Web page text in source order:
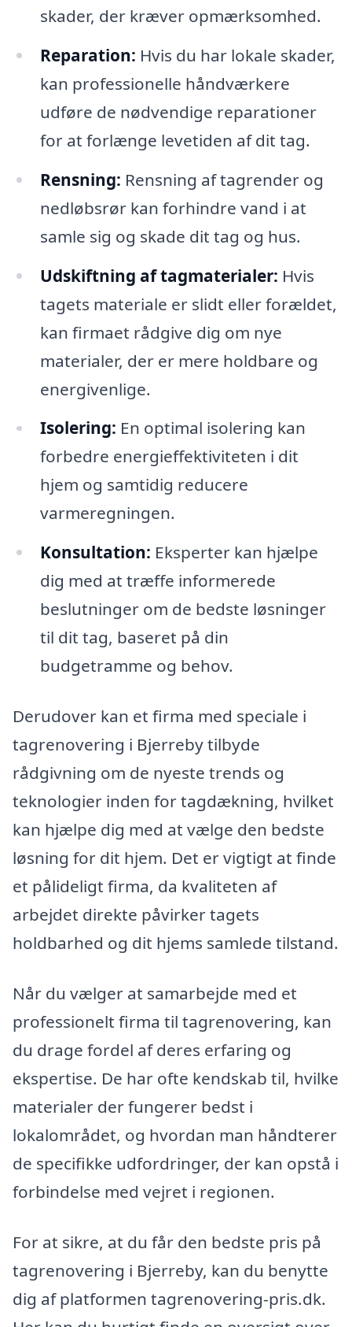
skader, der kræver opmærksomhed.
Reparation: Hvis du har lokale skader,
kan professionelle håndværkere
udføre de nødvendige reparationer
for at forlænge levetiden af dit tag.
Rensning: Rensning af tagrender og
nedløbsrør kan forhindre vand i at
samle sig og skade dit tag og hus.
Udskiftning af tagmaterialer: Hvis
tagets materiale er slidt eller forældet,
kan firmaet rådgive dig om nye
materialer, der er mere holdbare og
energivenlige.
Isolering: En optimal isolering kan
forbedre energieffektiviteten i dit
hjem og samtidig reducere
varmeregningen.
Konsultation: Eksperter kan hjælpe
dig med at træffe informerede
beslutninger om de bedste løsninger
til dit tag, baseret på din
budgetramme og behov.
Derudover kan et firma med speciale i
tagrenovering i Bjerreby tilbyde
rådgivning om de nyeste trends og
teknologier inden for tagdækning, hvilket
kan hjælpe dig med at vælge den bedste
løsning for dit hjem. Det er vigtigt at finde
et pålideligt firma, da kvaliteten af
arbejdet direkte påvirker tagets
holdbarhed og dit hjems samlede tilstand.
Når du vælger at samarbejde med et
professionelt firma til tagrenovering, kan
du drage fordel af deres erfaring og
ekspertise. De har ofte kendskab til, hvilke
materialer der fungerer bedst i
lokalområdet, og hvordan man håndterer
de specifikke udfordringer, der kan opstå i
forbindelse med vejret i regionen.
For at sikre, at du får den bedste pris på
tagrenovering i Bjerreby, kan du benytte
dig af platformen tagrenovering-pris.dk.